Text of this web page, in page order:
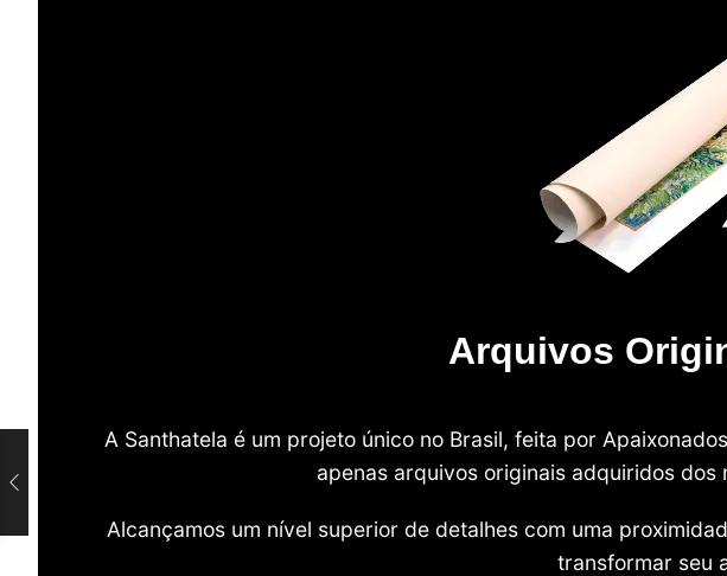
Arquivos
A Santhatela é um projeto único no Brasil, feita por
apenas arquivos originais adquiridos
Alcançamos um nível superior de detalhes com uma
transformar seu